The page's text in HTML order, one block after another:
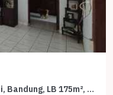
Kesempatan Rumah di Kopo Permai, Bandung, LB 175m², Harga 1,3 Miliar